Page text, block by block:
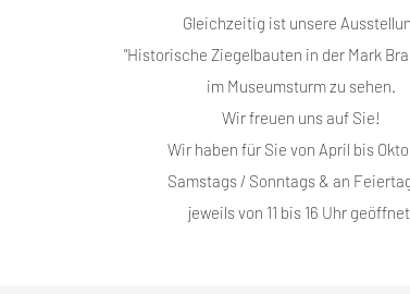
Gleichzeitig ist unsere
"Historische Ziegelbauten in der Mark
im Museumsturm zu sehen.
Wir freuen uns auf Sie!
Wir haben für Sie von April bis
Samstags / Sonntags & an
jeweils von 11 bis 16 Uhr